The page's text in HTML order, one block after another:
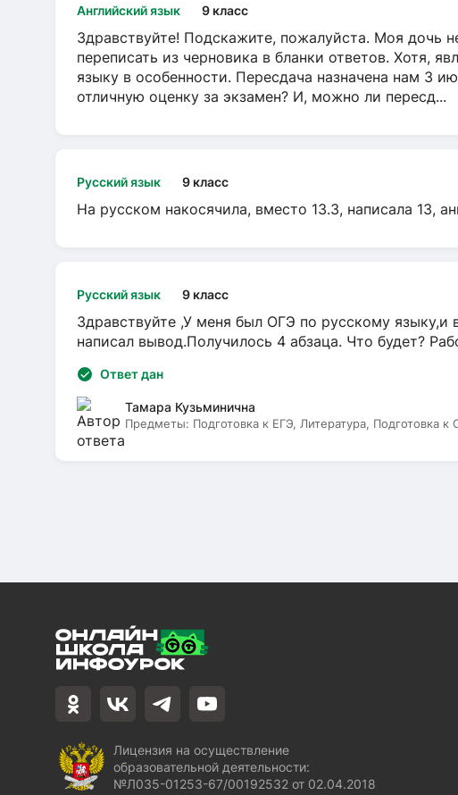
Английский язык 9 класс
Здравствуйте! Подскажите, пожалуйста. Моя дочь
переписать из черновика в бланки ответов. Хотя,
языку в особенности. Пересдача назначена нам 3
отличную оценку за экзамен? И, можно ли пересд...
Русский язык 9 класс
На русском накосячила, вместо 13.3, написала 13,
Русский язык 9 класс
Здравствуйте ,У меня был ОГЭ по русскому языку,и
написал вывод.Получилось 4 абзаца. Что будет?
Ответ дан
Тамара Кузьминична
Предметы: Подготовка к ЕГЭ, Литература, Подготовка к
Лицензия на осуществление
образовательной деятельности:
№Л035-01253-67/00192532 от 02.04.2018